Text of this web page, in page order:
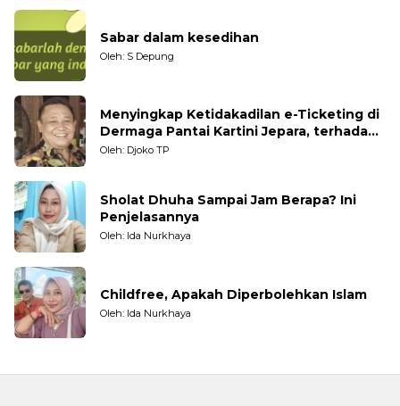
Sabar dalam kesedihan
Oleh: S Depung
Menyingkap Ketidakadilan e-Ticketing di
Dermaga Pantai Kartini Jepara, terhadap
Nelayan Tradisional
Oleh: Djoko TP
Sholat Dhuha Sampai Jam Berapa? Ini
Penjelasannya
Oleh: Ida Nurkhaya
Childfree, Apakah Diperbolehkan Islam
Oleh: Ida Nurkhaya